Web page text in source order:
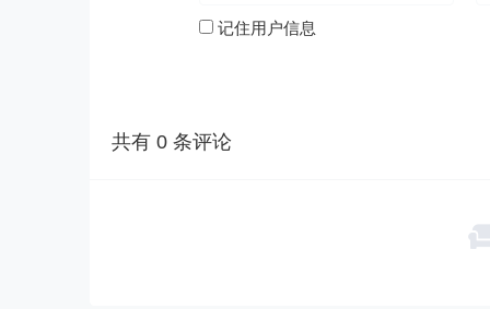
记住用户信息
共有 0 条评论